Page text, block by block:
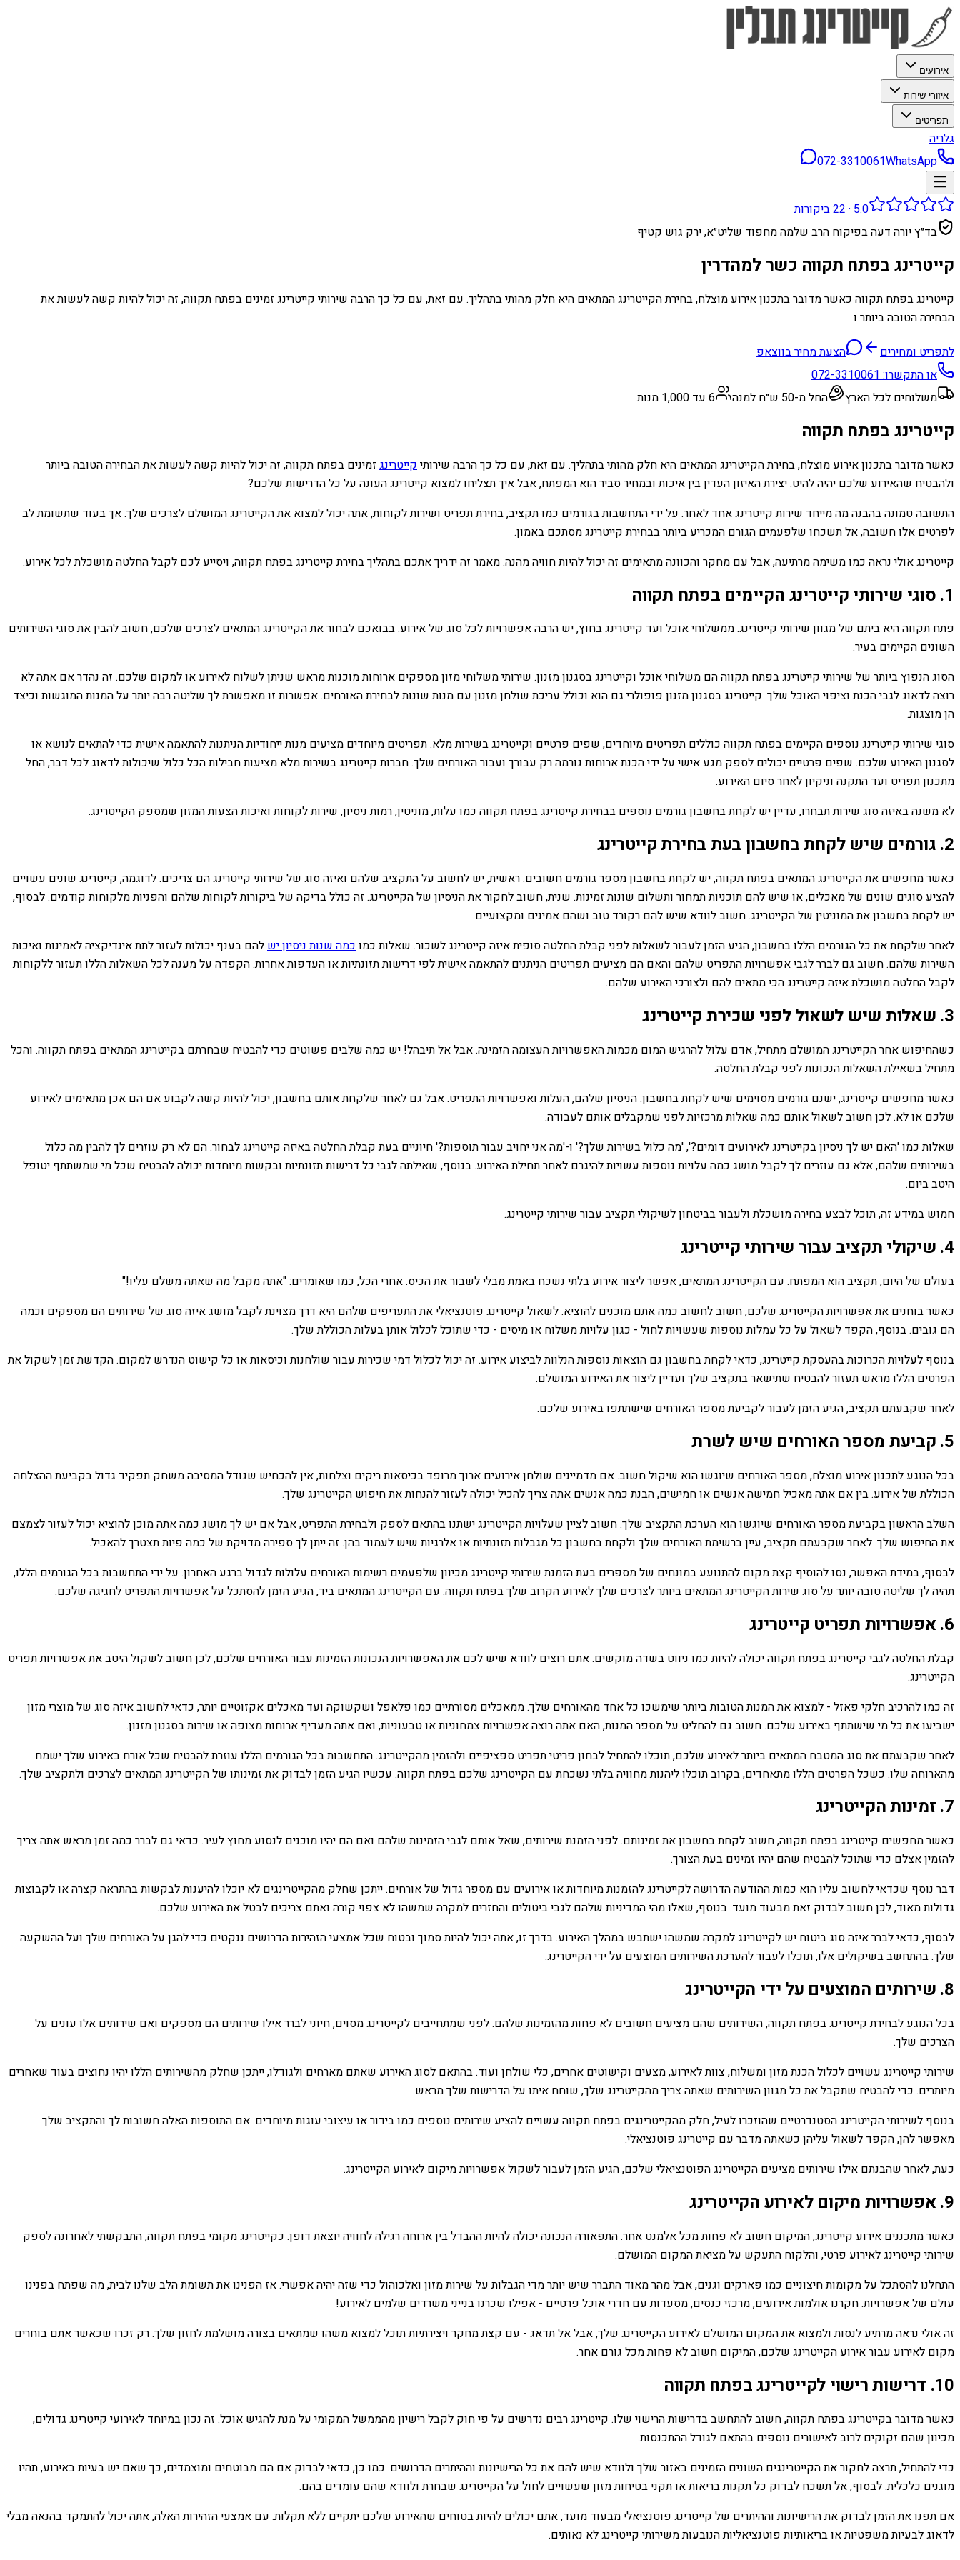
אירועים
איזורי שירות
תפריטים
גלריה
072-3310061WhatsApp
5.0
·
22ביקורות
בד״ץ יורה דעה בפיקוח הרב שלמה מחפוד שליט״א, ירק גוש קטיף
קייטרינג בפתח תקווה כשר למהדרין
קייטרינג בפתח תקווה כאשר מדובר בתכנון אירוע מוצלח, בחירת הקייטרינג המתאים היא חלק מהותי בתהליך. עם זאת, עם כל כך הרבה שירותי קייטרינג זמינים בפתח תקווה, זה יכול להיות קשה לעשות את
הבחירה הטובה ביותר ו
לתפריט ומחירים
הצעת מחיר בווצאפ
או התקשרו:072-3310061
משלוחים לכל הארץ
החל מ-50 ש״ח למנה 6 עד 1,000 מנות
קייטרינג בפתח תקווה
כאשר מדובר בתכנון אירוע מוצלח, בחירת הקייטרינג המתאים היא חלק מהותי בתהליך. עם זאת, עם כל כך הרבה שירותי קייטרינג זמינים בפתח תקווה, זה יכול להיות קשה לעשות את הבחירה הטובה ביותר
ולהבטיח שהאירוע שלכם יהיה להיט. יצירת האיזון העדין בין איכות ובמחיר סביר הוא המפתח, אבל איך תצליחו למצוא קייטרינג העונה על כל הדרישות שלכם?
התשובה טמונה בהבנה מה מייחד שירות קייטרינג אחד לאחר. על ידי התחשבות בגורמים כמו תקציב, בחירת תפריט ושירות לקוחות, אתה יכול למצוא את הקייטרינג המושלם לצרכים שלך. אך בעוד שתשומת לב
לפרטים אלו חשובה, אל תשכחו שלפעמים הגורם המכריע ביותר בבחירת קייטרינג מסתכם באמון.
קייטרינג אולי נראה כמו משימה מרתיעה, אבל עם מחקר והכוונה מתאימים זה יכול להיות חוויה מהנה. מאמר זה ידריך אתכם בתהליך בחירת קייטרינג בפתח תקווה, ויסייע לכם לקבל החלטה מושכלת לכל אירוע.
1. סוגי שירותי קייטרינג הקיימים בפתח תקווה
פתח תקווה היא ביתם של מגוון שירותי קייטרינג. ממשלוחי אוכל ועד קייטרינג בחוץ, יש הרבה אפשרויות לכל סוג של אירוע. בבואכם לבחור את הקייטרינג המתאים לצרכים שלכם, חשוב להבין את סוגי השירותים
השונים הקיימים בעיר.
הסוג הנפוץ ביותר של שירותי קייטרינג בפתח תקווה הם משלוחי אוכל וקייטרינג בסגנון מזנון. שירותי משלוחי מזון מספקים ארוחות מוכנות מראש שניתן לשלוח לאירוע או למקום שלכם. זה נהדר אם אתה לא
רוצה לדאוג לגבי הכנת וציפוי האוכל שלך. קייטרינג בסגנון מזנון פופולרי גם הוא וכולל עריכת שולחן מזנון עם מנות שונות לבחירת האורחים. אפשרות זו מאפשרת לך שליטה רבה יותר על המנות המוגשות וכיצד
הן מוצגות.
סוגי שירותי קייטרינג נוספים הקיימים בפתח תקווה כוללים תפריטים מיוחדים, שפים פרטיים וקייטרינג בשירות מלא. תפריטים מיוחדים מציעים מנות ייחודיות הניתנות להתאמה אישית כדי להתאים לנושא או
לסגנון האירוע שלכם. שפים פרטיים יכולים לספק מגע אישי על ידי הכנת ארוחות גורמה רק עבורך ועבור האורחים שלך. חברות קייטרינג בשירות מלא מציעות חבילות הכל כלול שיכולות לדאוג לכל דבר, החל
מתכנון תפריט ועד התקנה וניקיון לאחר סיום האירוע.
לא משנה באיזה סוג שירות תבחרו, עדיין יש לקחת בחשבון גורמים נוספים בבחירת קייטרינג בפתח תקווה כמו עלות, מוניטין, רמות ניסיון, שירות לקוחות ואיכות הצעות המזון שמספק הקייטרינג.
2. גורמים שיש לקחת בחשבון בעת ​​בחירת קייטרינג
כאשר מחפשים את הקייטרינג המתאים בפתח תקווה, יש לקחת בחשבון מספר גורמים חשובים. ראשית, יש לחשוב על התקציב שלהם ואיזה סוג של שירותי קייטרינג הם צריכים. לדוגמה, קייטרינג שונים עשויים
להציע סוגים שונים של מאכלים, או שיש להם תוכניות תמחור ותשלום שונות זמינות. שנית, חשוב לחקור את הניסיון של הקייטרינג. זה כולל בדיקה של ביקורות לקוחות שלהם והפניות מלקוחות קודמים. לבסוף,
יש לקחת בחשבון את המוניטין של הקייטרינג. חשוב לוודא שיש להם רקורד טוב ושהם אמינים ומקצועיים.
לאחר שלקחת את כל הגורמים הללו בחשבון, הגיע הזמן לעבור לשאלות לפני קבלת החלטה סופית איזה קייטרינג לשכור. שאלות כמוכמה שנות ניסיון ישלהם בענף יכולות לעזור לתת אינדיקציה לאמינות ואיכות
השירות שלהם. חשוב גם לברר לגבי אפשרויות התפריט שלהם והאם הם מציעים תפריטים הניתנים להתאמה אישית לפי דרישות תזונתיות או העדפות אחרות. הקפדה על מענה לכל השאלות הללו תעזור ללקוחות
לקבל החלטה מושכלת איזה קייטרינג הכי מתאים להם ולצורכי האירוע שלהם.
3. שאלות שיש לשאול לפני שכירת קייטרינג
כשהחיפוש אחר הקייטרינג המושלם מתחיל, אדם עלול להרגיש המום מכמות האפשרויות העצומה הזמינה. אבל אל תיבהל! יש כמה שלבים פשוטים כדי להבטיח שבחרתם בקייטרינג המתאים בפתח תקווה. והכל
מתחיל בשאילת השאלות הנכונות לפני קבלת החלטה.
כאשר מחפשים קייטרינג, ישנם גורמים מסוימים שיש לקחת בחשבון: הניסיון שלהם, העלות ואפשרויות התפריט. אבל גם לאחר שלקחת אותם בחשבון, יכול להיות קשה לקבוע אם הם אכן מתאימים לאירוע
שלכם או לא. לכן חשוב לשאול אותם כמה שאלות מרכזיות לפני שמקבלים אותם לעבודה.
שאלות כמו 'האם יש לך ניסיון בקייטרינג לאירועים דומים?', 'מה כלול בשירות שלך?' ו-'מה אני יחויב עבור תוספות?' חיוניים בעת קבלת החלטה באיזה קייטרינג לבחור. הם לא רק עוזרים לך להבין מה כלול
בשירותים שלהם, אלא גם עוזרים לך לקבל מושג כמה עלויות נוספות עשויות להיגרם לאחר תחילת האירוע. בנוסף, שאילתה לגבי כל דרישות תזונתיות ובקשות מיוחדות יכולה להבטיח שכל מי שמשתתף יטופל
היטב ביום.
חמוש במידע זה, תוכל לבצע בחירה מושכלת ולעבור בביטחון לשיקולי תקציב עבור שירותי קייטרינג.
4. שיקולי תקציב עבור שירותי קייטרינג
בעולם של היום, תקציב הוא המפתח. עם הקייטרינג המתאים, אפשר ליצור אירוע בלתי נשכח באמת מבלי לשבור את הכיס. אחרי הכל, כמו שאומרים: "אתה מקבל מה שאתה משלם עליו!"
כאשר בוחנים את אפשרויות הקייטרינג שלכם, חשוב לחשוב כמה אתם מוכנים להוציא. לשאול קייטרינג פוטנציאלי את התעריפים שלהם היא דרך מצוינת לקבל מושג איזה סוג של שירותים הם מספקים וכמה
הם גובים. בנוסף, הקפד לשאול על כל עמלות נוספות שעשויות לחול - כגון עלויות משלוח או מיסים - כדי שתוכל לכלול אותן בעלות הכוללת שלך.
בנוסף לעלויות הכרוכות בהעסקת קייטרינג, כדאי לקחת בחשבון גם הוצאות נוספות הנלוות לביצוע אירוע. זה יכול לכלול דמי שכירות עבור שולחנות וכיסאות או כל קישוט הנדרש למקום. הקדשת זמן לשקול את
הפרטים הללו מראש תעזור להבטיח שתישאר בתקציב שלך ועדיין ליצור את האירוע המושלם.
לאחר שקבעתם תקציב, הגיע הזמן לעבור לקביעת מספר האורחים שישתתפו באירוע שלכם.
5. קביעת מספר האורחים שיש לשרת
בכל הנוגע לתכנון אירוע מוצלח, מספר האורחים שיוגשו הוא שיקול חשוב. אם מדמיינים שולחן אירועים ארוך מרופד בכיסאות ריקים וצלחות, אין להכחיש שגודל המסיבה משחק תפקיד גדול בקביעת ההצלחה
הכוללת של אירוע. בין אם אתה מאכיל חמישה אנשים או חמישים, הבנת כמה אנשים אתה צריך להכיל יכולה לעזור להנחות את חיפוש הקייטרינג שלך.
השלב הראשון בקביעת מספר האורחים שיוגשו הוא הערכת התקציב שלך. חשוב לציין שעלויות הקייטרינג ישתנו בהתאם לספק ולבחירת התפריט, אבל אם יש לך מושג כמה אתה מוכן להוציא יכול לעזור לצמצם
את החיפוש שלך. לאחר שקבעתם תקציב, עיין ברשימת האורחים שלך ולקחת בחשבון כל מגבלות תזונתיות או אלרגיות שיש לעמוד בהן. זה ייתן לך ספירה מדויקת של כמה פיות תצטרך להאכיל.
לבסוף, במידת האפשר, נסו להוסיף קצת מקום להתנועע במונחים של מספרים בעת הזמנת שירותי קייטרינג מכיוון שלפעמים רשימות האורחים עלולות לגדול ברגע האחרון. על ידי התחשבות בכל הגורמים הללו,
תהיה לך שליטה טובה יותר על סוג שירות הקייטרינג המתאים ביותר לצרכים שלך לאירוע הקרוב שלך בפתח תקווה. עם הקייטרינג המתאים ביד, הגיע הזמן להסתכל על אפשרויות התפריט לחגיגה שלכם.
6. אפשרויות תפריט קייטרינג
קבלת החלטה לגבי קייטרינג בפתח תקווה יכולה להיות כמו ניווט בשדה מוקשים. אתם רוצים לוודא שיש לכם את האפשרויות הנכונות הזמינות עבור האורחים שלכם, לכן חשוב לשקול היטב את אפשרויות תפריט
הקייטרינג.
זה כמו להרכיב חלקי פאזל - למצוא את המנות הטובות ביותר שימשכו כל אחד מהאורחים שלך. ממאכלים מסורתיים כמו פלאפל ושקשוקה ועד מאכלים אקזוטיים יותר, כדאי לחשוב איזה סוג של מוצרי מזון
ישביעו את כל מי שישתתף באירוע שלכם. חשוב גם להחליט על מספר המנות, האם אתה רוצה אפשרויות צמחוניות או טבעוניות, ואם אתה מעדיף ארוחות מצופה או שירות בסגנון מזנון.
לאחר שקבעתם את סוג המטבח המתאים ביותר לאירוע שלכם, תוכלו להתחיל לבחון פריטי תפריט ספציפיים ולהזמין מהקייטרינג. התחשבות בכל הגורמים הללו עוזרת להבטיח שכל אורח באירוע שלך ישמח
מהארוחה שלו. כשכל הפרטים הללו מתאחדים, בקרוב תוכלו ליהנות מחוויה בלתי נשכחת עם הקייטרינג שלכם בפתח תקווה. עכשיו הגיע הזמן לבדוק את זמינותו של הקייטרינג המתאים לצרכים ולתקציב שלך.
7. זמינות הקייטרינג
כאשר מחפשים קייטרינג בפתח תקווה, חשוב לקחת בחשבון את זמינותם. לפני הזמנת שירותים, שאל אותם לגבי הזמינות שלהם ואם הם יהיו מוכנים לנסוע מחוץ לעיר. כדאי גם לברר כמה זמן מראש אתה צריך
להזמין אצלם כדי שתוכל להבטיח שהם יהיו זמינים בעת הצורך.
דבר נוסף שכדאי לחשוב עליו הוא כמות ההודעה הדרושה לקייטרינג להזמנות מיוחדות או אירועים עם מספר גדול של אורחים. ייתכן שחלק מהקייטרינגים לא יוכלו להיענות לבקשות בהתראה קצרה או לקבוצות
גדולות מאוד, לכן חשוב לבדוק זאת מבעוד מועד. בנוסף, שאלו מהי המדיניות שלהם לגבי ביטולים והחזרים למקרה שמשהו לא צפוי קורה ואתם צריכים לבטל את האירוע שלכם.
לבסוף, כדאי לברר איזה סוג ביטוח יש לקייטרינג למקרה שמשהו ישתבש במהלך האירוע. בדרך זו, אתה יכול להיות סמוך ובטוח שכל אמצעי הזהירות הדרושים ננקטים כדי להגן על האורחים שלך ועל ההשקעה
שלך. בהתחשב בשיקולים אלו, תוכלו לעבור להערכת השירותים המוצעים על ידי הקייטרינג.
8. שירותים המוצעים על ידי הקייטרינג
בכל הנוגע לבחירת קייטרינג בפתח תקווה, השירותים שהם מציעים חשובים לא פחות מהזמינות שלהם. לפני שמתחייבים לקייטרינג מסוים, חיוני לברר אילו שירותים הם מספקים ואם שירותים אלו עונים על
הצרכים שלך.
שירותי קייטרינג עשויים לכלול הכנת מזון ומשלוח, צוות לאירוע, מצעים וקישוטים אחרים, כלי שולחן ועוד. בהתאם לסוג האירוע שאתם מארחים ולגודלו, ייתכן שחלק מהשירותים הללו יהיו נחוצים בעוד שאחרים
מיותרים. כדי להבטיח שתקבל את כל מגוון השירותים שאתה צריך מהקייטרינג שלך, שוחח איתו על הדרישות שלך מראש.
בנוסף לשירותי הקייטרינג הסטנדרטיים שהוזכרו לעיל, חלק מהקייטרינגים בפתח תקווה עשויים להציע שירותים נוספים כמו בידור או עיצובי עוגות מיוחדים. אם התוספות האלה חשובות לך והתקציב שלך
מאפשר להן, הקפד לשאול עליהן כשאתה מדבר עם קייטרינג פוטנציאלי.
כעת, לאחר שהבנתם אילו שירותים מציעים הקייטרינג הפוטנציאלי שלכם, הגיע הזמן לעבור לשקול אפשרויות מיקום לאירוע הקייטרינג.
9. אפשרויות מיקום לאירוע הקייטרינג
כאשר מתכננים אירוע קייטרינג, המיקום חשוב לא פחות מכל אלמנט אחר. התפאורה הנכונה יכולה להיות ההבדל בין ארוחה רגילה לחוויה יוצאת דופן. כקייטרינג מקומי בפתח תקווה, התבקשתי לאחרונה לספק
שירותי קייטרינג לאירוע פרטי, והלקוח התעקש על מציאת המקום המושלם.
התחלנו להסתכל על מקומות חיצוניים כמו פארקים וגנים, אבל מהר מאוד התברר שיש יותר מדי הגבלות על שירות מזון ואלכוהול כדי שזה יהיה אפשרי. אז הפנינו את תשומת הלב שלנו לבית, מה שפתח בפנינו
עולם של אפשרויות. חקרנו אולמות אירועים, מרכזי כנסים, מסעדות עם חדרי אוכל פרטיים - אפילו שכרנו בנייני משרדים שלמים לאירוע!
זה אולי נראה מרתיע לנסות ולמצוא את המקום המושלם לאירוע הקייטרינג שלך, אבל אל תדאג - עם קצת מחקר ויצירתיות תוכל למצוא משהו שמתאים בצורה מושלמת לחזון שלך. רק זכרו שכאשר אתם בוחרים
מקום לאירוע עבור אירוע הקייטרינג שלכם, המיקום חשוב לא פחות מכל גורם אחר.
10. דרישות רישוי לקייטרינג בפתח תקווה
כאשר מדובר בקייטרינג בפתח תקווה, חשוב להתחשב בדרישות הרישוי שלו. קייטרינג רבים נדרשים על פי חוק לקבל רישיון מהממשל המקומי על מנת להגיש אוכל. זה נכון במיוחד לאירועי קייטרינג גדולים,
מכיוון שהם זקוקים לרוב לאישורים נוספים בהתאם לגודל ההתכנסות.
כדי להתחיל, תרצה לחקור את הקייטרינגים השונים הזמינים באזור שלך ולוודא שיש להם את כל הרישיונות וההיתרים הדרושים. כמו כן, כדאי לבדוק אם הם מבוטחים ומוצמדים, כך שאם יש בעיות באירוע, תהיו
מוגנים כלכלית. לבסוף, אל תשכח לבדוק כל תקנות בריאות או תקני בטיחות מזון שעשויים לחול על הקייטרינג שבחרת ולוודא שהם עומדים בהם.
אם תפנו את הזמן לבדוק את הרישיונות וההיתרים של קייטרינג פוטנציאלי מבעוד מועד, אתם יכולים להיות בטוחים שהאירוע שלכם יתקיים ללא תקלות. עם אמצעי הזהירות האלה, אתה יכול להתמקד בהנאה מבלי
לדאוג לבעיות משפטיות או בריאותיות פוטנציאליות הנובעות משירותי קייטרינג לא נאותים.